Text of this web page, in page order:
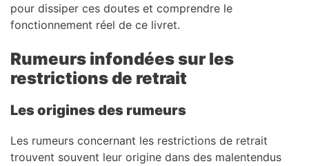
pour dissiper ces doutes et comprendre le
fonctionnement réel de ce livret.
Rumeurs infondées sur les
restrictions de retrait
Les origines des rumeurs
Les rumeurs concernant les restrictions de retrait
trouvent souvent leur origine dans des malentendus